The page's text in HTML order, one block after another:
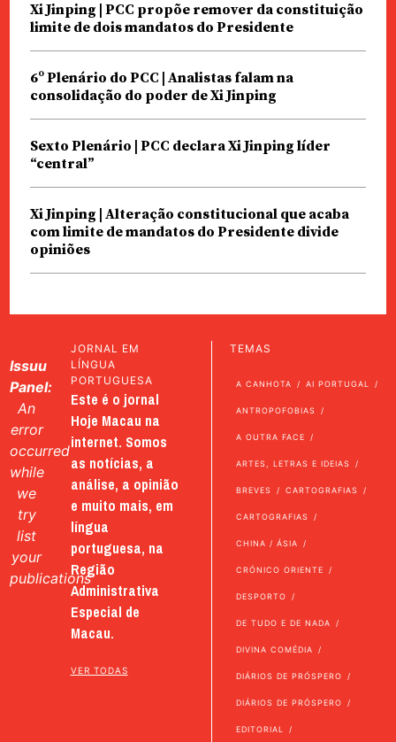
Xi Jinping | PCC propõe remover da constituição
limite de dois mandatos do Presidente
6º Plenário do PCC | Analistas falam na
consolidação do poder de Xi Jinping
Sexto Plenário | PCC declara Xi Jinping líder
“central”
Xi Jinping | Alteração constitucional que acaba
com limite de mandatos do Presidente divide
opiniões
Issuu
Panel:
An
error
occurred
while
we
try
list
your
publications
JORNAL EM
LÍNGUA
PORTUGUESA
Este é o jornal
Hoje Macau na
internet. Somos
as notícias, a
análise, a opinião
e muito mais, em
língua
portuguesa, na
Região
Administrativa
Especial de
Macau.
VER TODAS
TEMAS
A CANHOTA AI PORTUGAL
ANTROPOFOBIAS
A OUTRA FACE
ARTES, LETRAS E IDEIAS
BREVES CARTOGRAFIAS
CARTOGRAFIAS
CHINA / ÁSIA
CRÓNICO ORIENTE
DESPORTO
DE TUDO E DE NADA
DIVINA COMÉDIA
DIÁRIOS DE PRÓSPERO
DIÁRIOS DE PRÓSPERO
EDITORIAL